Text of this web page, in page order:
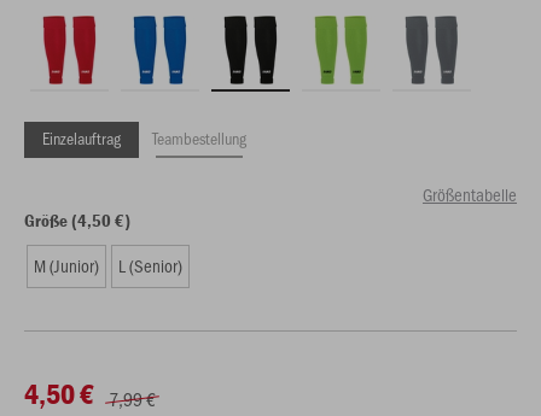
Einzelauftrag Teambestellung
Größentabelle
Größe (4,50 €)
M (Junior) L (Senior)
4,50 € 7,99 €